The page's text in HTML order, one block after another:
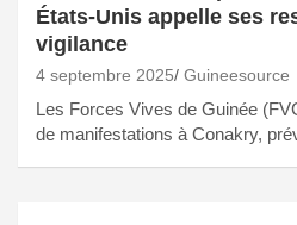
États-Unis appelle ses
vigilance
4 septembre 2025 Guineesource
Les Forces Vives de Guinée
de manifestations à Conakry,